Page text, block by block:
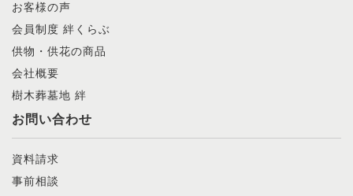
お客様の声
会員制度 絆くらぶ
供物・供花の商品
会社概要
樹木葬墓地 絆
お問い合わせ
資料請求
事前相談